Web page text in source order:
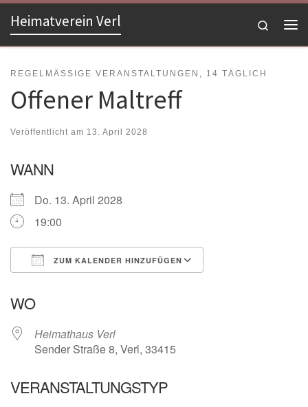
Zum Inhalt springen
Heimatverein Verl
Search
REGELMÄSSIGE VERANSTALTUNGEN, 14 TÄGLICH
Offener Maltreff
Veröffentlicht am 13. April 2028
WANN
Do. 13. April 2028
19:00
ZUM KALENDER HINZUFÜGEN
WO
Heimathaus Verl
Sender Straße 8, Verl, 33415
VERANSTALTUNGSTYP